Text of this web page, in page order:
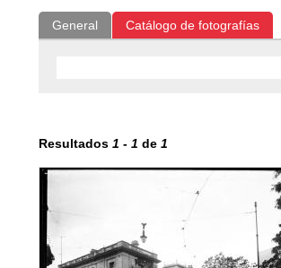
General Catálogo de fotografías
Resultados 1 - 1 de 1